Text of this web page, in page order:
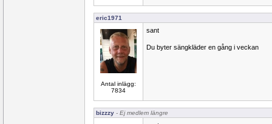
eric1971
Antal inlägg:
7834
sant
Du byter sängkläder en gång i veckan
bizzzy - Ej medlem längre